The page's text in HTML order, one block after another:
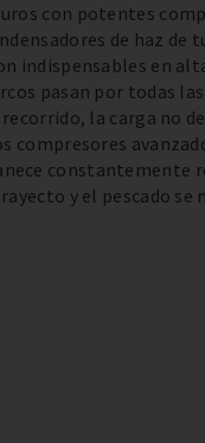
con potentes
de haz de
indispensables en
pasan por todas
recorrido, la carga no
compresores
constantemente
y el pescado se